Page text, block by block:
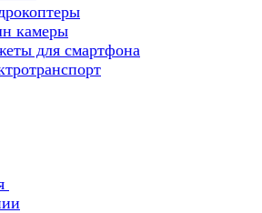
камеры
для смартфона